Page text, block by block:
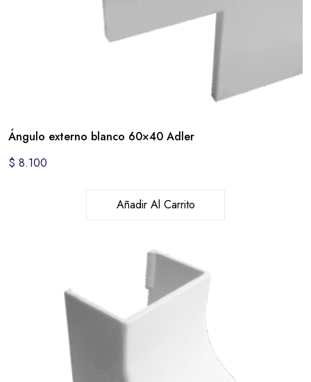
Ángulo externo blanco 60×40 Adler
$ 8.100
Añadir Al Carrito